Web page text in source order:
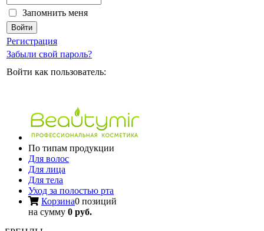
Запомнить меня
Регистрация
Забыли свой пароль?
Войти как пользователь:
По типам продукции
Для волос
Для лица
Для тела
Уход за полостью рта
Корзина0 позиций
на сумму 0 руб.